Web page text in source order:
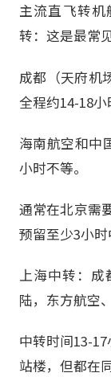
主流直飞转
转：这是最常
成都（天府机
全程约14-18小
海南航空和中
小时不等。
通常在北京需
预留至少3小时
上海中转：
陆，东方航空
中转时间13-
站楼，但都在